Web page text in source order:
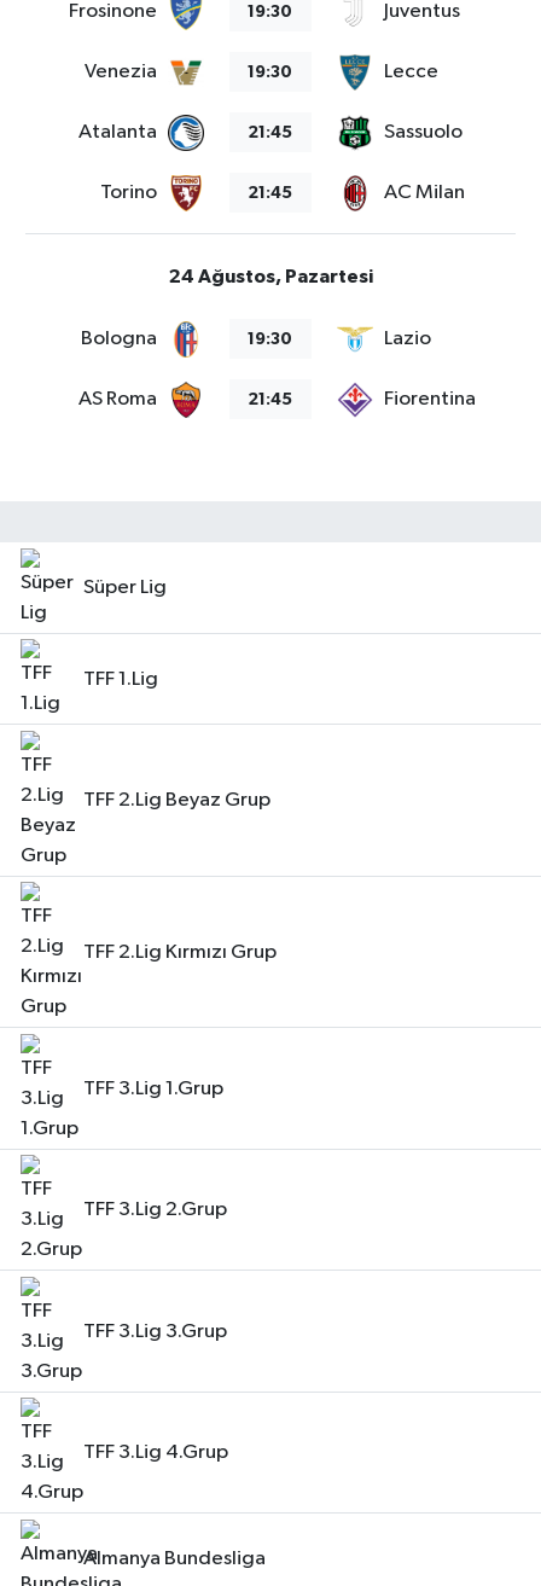
Frosinone 19:30 Juventus
Venezia 19:30 Lecce
Atalanta 21:45 Sassuolo
Torino 21:45 AC Milan
24 Ağustos, Pazartesi
Bologna 19:30 Lazio
AS Roma 21:45 Fiorentina
Süper Lig
TFF 1.Lig
TFF 2.Lig Beyaz Grup
TFF 2.Lig Kırmızı Grup
TFF 3.Lig 1.Grup
TFF 3.Lig 2.Grup
TFF 3.Lig 3.Grup
TFF 3.Lig 4.Grup
Almanya Bundesliga